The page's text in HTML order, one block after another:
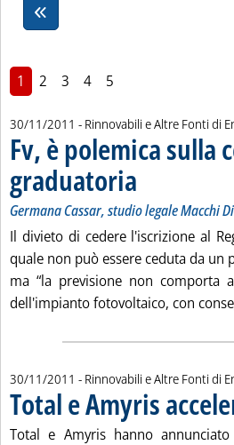
1 2 3 4 5
30/11/2011 - Rinnovabili e Altre Fonti di
Fv, è polemica sulla
graduatoria . Sottotitolo:
. Pubblicata
Germana Cassar, studio legale Macchi
Il divieto di cedere l'iscrizione al
quale non può essere ceduta da
ma “la previsione non comporta
dell'impianto fotovoltaico, con
30/11/2011 - Rinnovabili e Altre Fonti di
Total e Amyris
Total e Amyris hanno